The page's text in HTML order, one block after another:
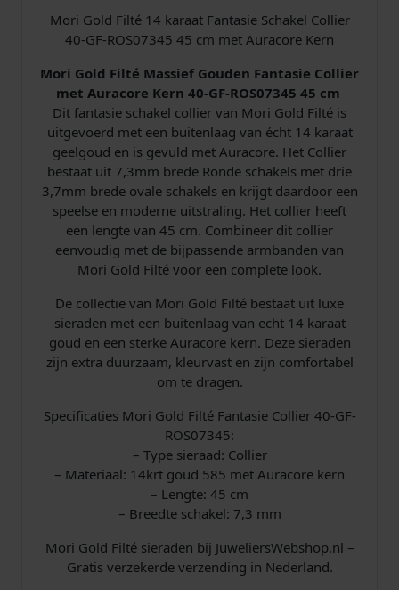
e
C
l
l
i
e
r
4
0
-
G
F
-
O
4
4
5
m
a
n
Mori Gold Filté 14 karaat Fantasie Schakel Collier
40-GF-ROS07345 45 cm met Auracore Kern
Mori Gold Filté Massief Gouden Fantasie Collier
met Auracore Kern 40-GF-ROS07345 45 cm
Dit fantasie schakel collier van Mori Gold Filté is
uitgevoerd met een buitenlaag van écht 14 karaat
geelgoud en is gevuld met Auracore. Het Collier
bestaat uit 7,3mm brede Ronde schakels met drie
3,7mm brede ovale schakels en krijgt daardoor een
speelse en moderne uitstraling. Het collier heeft
een lengte van 45 cm. Combineer dit collier
eenvoudig met de bijpassende armbanden van
Mori Gold Filté voor een complete look.
De collectie van Mori Gold Filté bestaat uit luxe
sieraden met een buitenlaag van echt 14 karaat
goud en een sterke Auracore kern. Deze sieraden
zijn extra duurzaam, kleurvast en zijn comfortabel
om te dragen.
Specificaties Mori Gold Filté Fantasie Collier 40-GF-
ROS07345:
– Type sieraad: Collier
– Materiaal: 14krt goud 585 met Auracore kern
– Lengte: 45 cm
– Breedte schakel: 7,3 mm
Mori Gold Filté sieraden bij JuweliersWebshop.nl –
Gratis verzekerde verzending in Nederland.